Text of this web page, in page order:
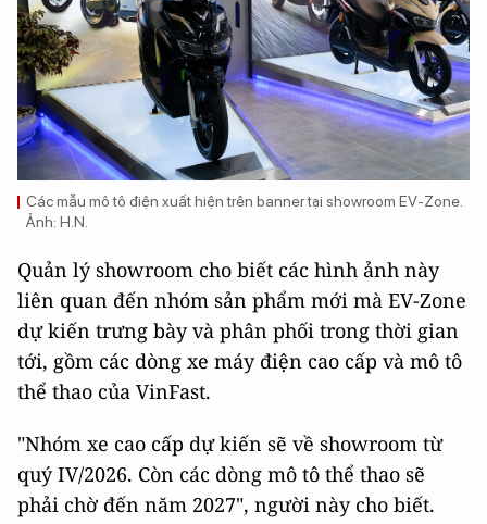
Các mẫu mô tô điện xuất hiện trên banner tại showroom EV-Zone.
Ảnh: H.N.
Quản lý showroom cho biết các hình ảnh này
liên quan đến nhóm sản phẩm mới mà EV-Zone
dự kiến trưng bày và phân phối trong thời gian
tới, gồm các dòng xe máy điện cao cấp và mô tô
thể thao của VinFast.
"Nhóm xe cao cấp dự kiến sẽ về showroom từ
quý IV/2026. Còn các dòng mô tô thể thao sẽ
phải chờ đến năm 2027", người này cho biết.